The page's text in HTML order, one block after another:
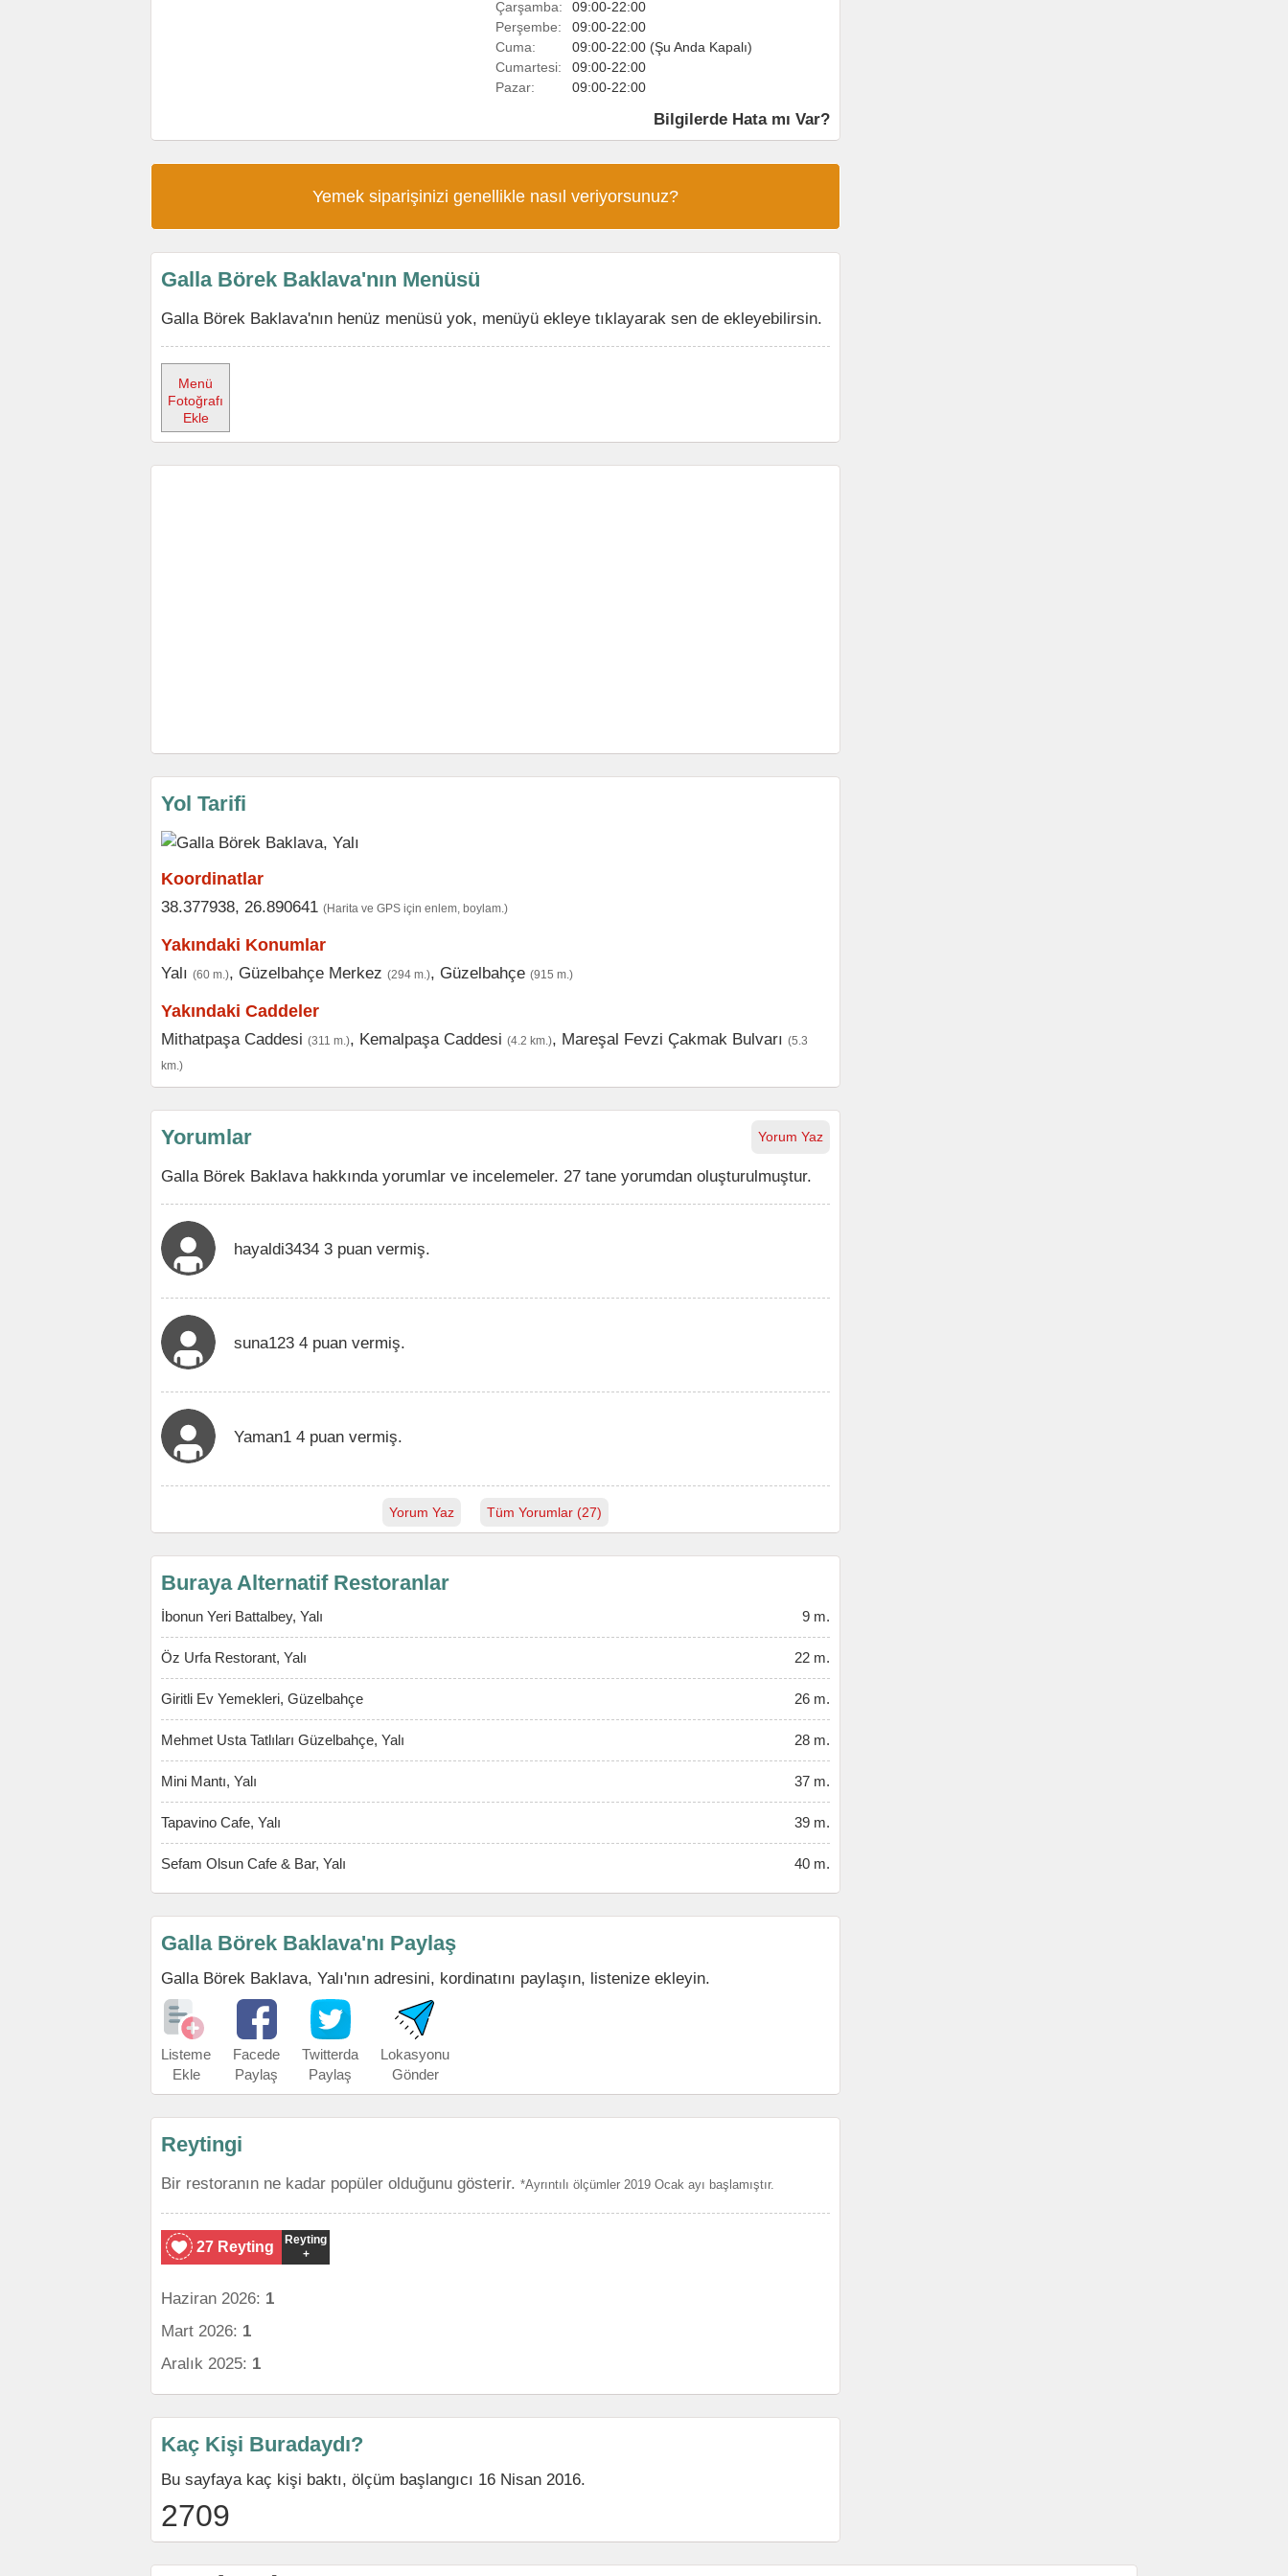
Çarşamba:
09:00-22:00
Perşembe:
09:00-22:00
Cuma:
09:00-22:00 (Şu Anda Kapalı)
Cumartesi:
09:00-22:00
Pazar:
09:00-22:00
Bilgilerde Hata mı Var?
Yemek siparişinizi genellikle nasıl veriyorsunuz?
Galla Börek Baklava'nın Menüsü
Galla Börek Baklava'nın henüz menüsü yok, menüyü ekleye tıklayarak sen de ekleyebilirsin.
Menü
Fotoğrafı
Ekle
Yol Tarifi
Koordinatlar
38.377938, 26.890641 (Harita ve GPS için enlem, boylam.)
Yakındaki Konumlar
Yalı (60 m.), Güzelbahçe Merkez (294 m.), Güzelbahçe (915 m.)
Yakındaki Caddeler
Mithatpaşa Caddesi (311 m.), Kemalpaşa Caddesi (4.2 km.), Mareşal Fevzi Çakmak Bulvarı (5.3
km.)
Yorum Yaz
Yorumlar
Galla Börek Baklava hakkında yorumlar ve incelemeler. 27 tane yorumdan oluşturulmuştur.
hayaldi3434 3 puan vermiş.
suna123 4 puan vermiş.
Yaman1 4 puan vermiş.
Yorum Yaz Tüm Yorumlar (27)
Buraya Alternatif Restoranlar
İbonun Yeri Battalbey, Yalı 9 m.
Öz Urfa Restorant, Yalı 22 m.
Giritli Ev Yemekleri, Güzelbahçe 26 m.
Mehmet Usta Tatlıları Güzelbahçe, Yalı 28 m.
Mini Mantı, Yalı 37 m.
Tapavino Cafe, Yalı 39 m.
Sefam Olsun Cafe & Bar, Yalı 40 m.
Galla Börek Baklava'nı Paylaş
Galla Börek Baklava, Yalı'nın adresini, kordinatını paylaşın, listenize ekleyin.
Listeme
Ekle
Facede
Paylaş
Twitterda
Paylaş
Lokasyonu
Gönder
Reytingi
Bir restoranın ne kadar popüler olduğunu gösterir. *Ayrıntılı ölçümler 2019 Ocak ayı başlamıştır.
27 Reyting
Reyting
+
Haziran 2026: 1
Mart 2026: 1
Aralık 2025: 1
Kaç Kişi Buradaydı?
Bu sayfaya kaç kişi baktı, ölçüm başlangıcı 16 Nisan 2016.
2709